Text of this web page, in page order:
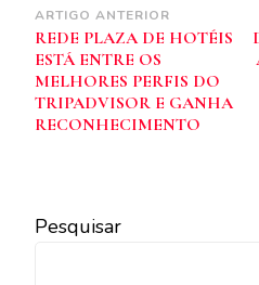
Navegação
de
post
ARTIGO ANTERIOR
REDE PLAZA DE HOTÉIS
ESTÁ ENTRE OS
MELHORES PERFIS DO
TRIPADVISOR E GANHA
RECONHECIMENTO
Pesquisar